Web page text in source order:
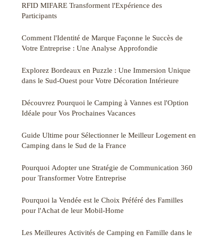
RFID MIFARE Transforment l'Expérience des
Participants
Comment l'Identité de Marque Façonne le Succès de
Votre Entreprise : Une Analyse Approfondie
Explorez Bordeaux en Puzzle : Une Immersion Unique
dans le Sud-Ouest pour Votre Décoration Intérieure
Découvrez Pourquoi le Camping à Vannes est l'Option
Idéale pour Vos Prochaines Vacances
Guide Ultime pour Sélectionner le Meilleur Logement en
Camping dans le Sud de la France
Pourquoi Adopter une Stratégie de Communication 360
pour Transformer Votre Entreprise
Pourquoi la Vendée est le Choix Préféré des Familles
pour l'Achat de leur Mobil-Home
Les Meilleures Activités de Camping en Famille dans le